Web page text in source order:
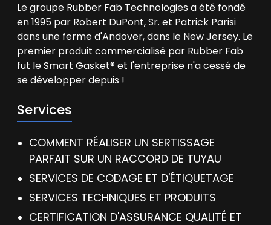
Le groupe Rubber Fab Technologies a été fondé
en 1995 par Robert DuPont, Sr. et Patrick Parisi
dans une ferme d'Andover, dans le New Jersey. Le
premier produit commercialisé par Rubber Fab
fut le Smart Gasket® et l'entreprise n'a cessé de
se développer depuis !
Services
COMMENT RÉALISER UN SERTISSAGE
PARFAIT SUR UN RACCORD DE TUYAU
SERVICES DE CODAGE ET D'ÉTIQUETAGE
SERVICES TECHNIQUES ET PRODUITS
CERTIFICATION D'ASSURANCE QUALITÉ ET